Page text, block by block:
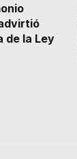
de la Ley